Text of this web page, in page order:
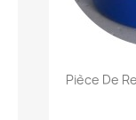

Pièce De